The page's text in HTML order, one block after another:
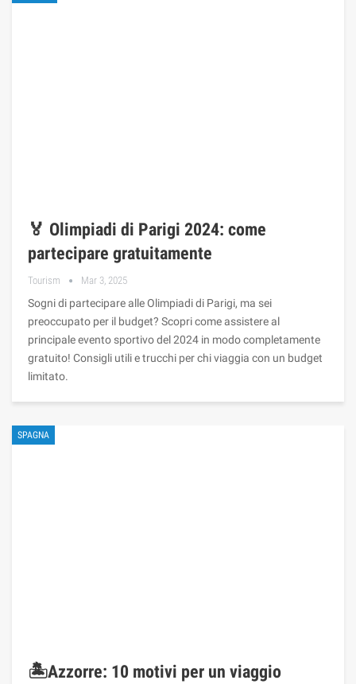
🏅 Olimpiadi di Parigi 2024: come
partecipare gratuitamente
Tourism Mar 3, 2025
Sogni di partecipare alle Olimpiadi di Parigi, ma sei
preoccupato per il budget? Scopri come assistere al
principale evento sportivo del 2024 in modo completamente
gratuito! Consigli utili e trucchi per chi viaggia con un budget
limitato.
SPAGNA
🏝️Azzorre: 10 motivi per un viaggio